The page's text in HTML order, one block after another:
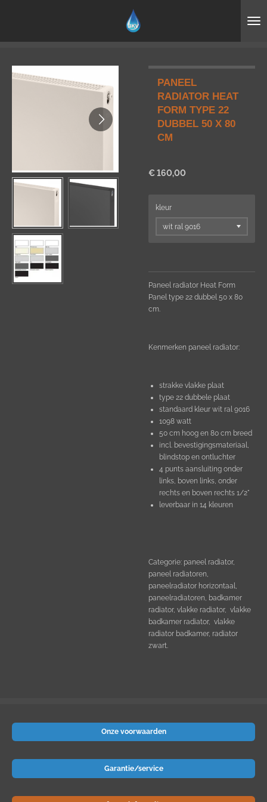
PANEEL
RADIATOR HEAT
FORM TYPE 22
DUBBEL 50 X 80
CM
€ 160,00
kleur
Paneel radiator Heat Form
Panel type 22 dubbel 50 x 80
cm.
Kenmerken paneel radiator:
strakke vlakke plaat
type 22 dubbele plaat
standaard kleur wit ral 9016
1098 watt
50 cm hoog en 80 cm breed
incl. bevestigingsmateriaal,
blindstop en ontluchter
4 punts aansluiting onder
links, boven links, onder
rechts en boven rechts 1/2"
leverbaar in 14 kleuren
Categorie: paneel radiator,
paneel radiatoren,
paneelradiator horizontaal,
paneelradiatoren, badkamer
radiator, vlakke radiator, vlakke
badkamer radiator, vlakke
radiator badkamer, radiator
zwart.
Onze voorwaarden
Garantie/service